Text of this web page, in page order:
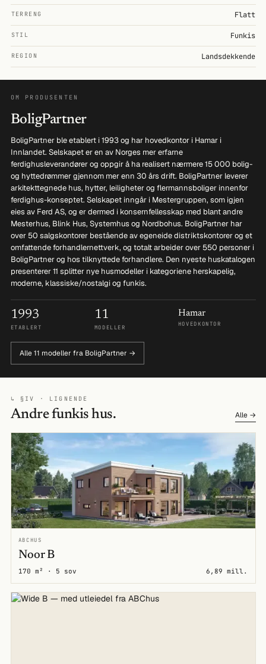
TERRENG Flatt
STIL Funkis
REGION Landsdekkende
OM PRODUSENTEN
BoligPartner
BoligPartner ble etablert i 1993 og har hovedkontor i Hamar i
Innlandet. Selskapet er en av Norges mer erfarne
ferdighusleverandører og oppgir å ha realisert nærmere 15 000 bolig-
og hyttedrømmer gjennom mer enn 30 års drift. BoligPartner leverer
arkitekttegnede hus, hytter, leiligheter og flermannsboliger innenfor
ferdighus-konseptet. Selskapet inngår i Mestergruppen, som igjen
eies av Ferd AS, og er dermed i konsernfellesskap med blant andre
Mesterhus, Blink Hus, Systemhus og Nordbohus. BoligPartner har
over 50 salgskontorer bestående av egeneide distriktskontorer og et
omfattende forhandlernettverk, og totalt arbeider over 550 personer i
BoligPartner og hos tilknyttede forhandlere. Den nyeste huskatalogen
presenterer 11 splitter nye husmodeller i kategoriene herskapelig,
moderne, klassiske/nostalgi og funkis.
1993
ETABLERT
11
MODELLER
Hamar
HOVEDKONTOR
Alle 11 modeller fra BoligPartner →
↳ §IV · LIGNENDE
Andre funkis hus. Alle →
ABCHUS
Noor B
170 m² · 5 sov 6,89 mill.